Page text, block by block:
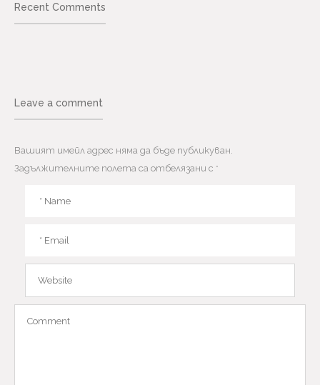
Recent Comments
Leave a comment
Вашият имейл адрес няма да бъде публикуван.
Задължителните полета са отбелязани с *